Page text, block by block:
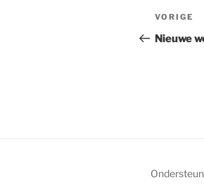
Vorig
bericht
VORIGE
Nieuwe